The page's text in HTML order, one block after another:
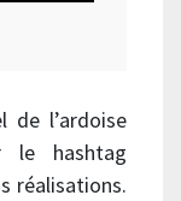
de l’ardoise
le hashtag
réalisations.